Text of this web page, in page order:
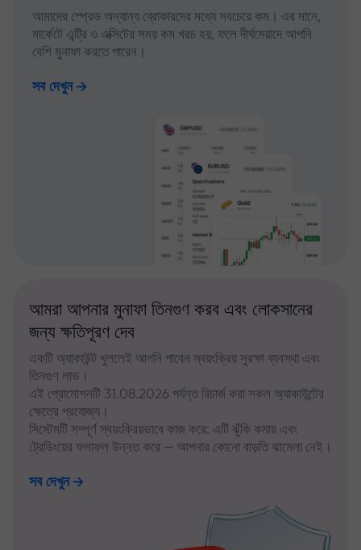
আমাদের স্প্রেড অন্যান্য ব্রোকারদের মধ্যে সবচেয়ে কম। এর মানে,
মার্কেটে এন্ট্রি ও এক্সিটের সময় কম খরচ হয়, ফলে দীর্ঘমেয়াদে আপনি
বেশি মুনাফা করতে পারেন।
সব দেখুন
আমরা আপনার মুনাফা তিনগুণ করব এবং লোকসানের
জন্য ক্ষতিপূরণ দেব
একটি অ্যাকাউন্ট খুললেই আপনি পাবেন স্বয়ংক্রিয় সুরক্ষা ব্যবস্থা এবং
তিনগুণ লাভ।
এই প্রোমোশনটি 31.08.2026 পর্যন্ত রিচার্জ করা সকল অ্যাকাউন্টের
ক্ষেত্রে প্রযোজ্য।
সিস্টেমটি সম্পূর্ণ স্বয়ংক্রিয়ভাবে কাজ করে: এটি ঝুঁকি কমায় এবং
ট্রেডিংয়ের ফলাফল উন্নত করে — আপনার কোনো বাড়তি ঝামেলা নেই।
সব দেখুন